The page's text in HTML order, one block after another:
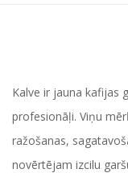
Kalve ir jauna kafijas
profesionāļi. Viņu
ražošanas,
novērtējam izcilu